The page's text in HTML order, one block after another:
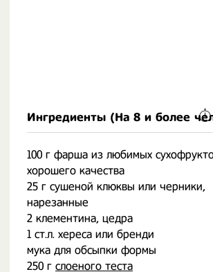
Ингредиенты (На 8 и более
100 г фарша из любимых
хорошего качества
25 г сушеной клюквы или черники,
нарезанные
2 клементина, цедра
1 ст.л. хереса или бренди
мука для обсыпки формы
250 г слоеного теста